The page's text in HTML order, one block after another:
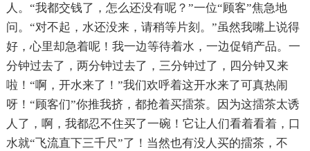
人。“我都交钱了，怎么还没有呢？”一位“顾客”焦急地
问。“对不起，水还没来，请稍等片刻。”虽然我嘴上说得
好，心里却急着呢！我一边等待着水，一边促销产品。一
分钟过去了，两分钟过去了，三分钟过了，四分钟又来
啦！“啊，开水来了！”我们欢呼着这开水来了可真热闹
呀！“顾客们”你推我挤，都抢着买擂茶。因为这擂茶太诱
人了，啊，我都忍不住买了一碗！它让人们看着看着，口
水就“飞流直下三千尺”了！当然也有没人买的擂茶，不